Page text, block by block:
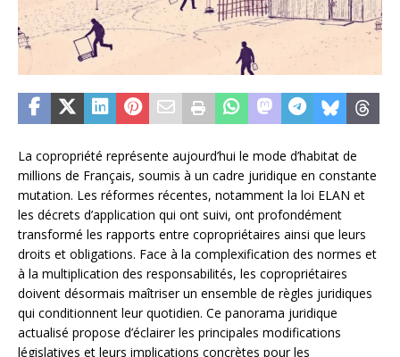
La copropriété représente aujourd’hui le mode d’habitat de
millions de Français, soumis à un cadre juridique en constante
mutation. Les réformes récentes, notamment la loi ELAN et
les décrets d’application qui ont suivi, ont profondément
transformé les rapports entre copropriétaires ainsi que leurs
droits et obligations. Face à la complexification des normes et
à la multiplication des responsabilités, les copropriétaires
doivent désormais maîtriser un ensemble de règles juridiques
qui conditionnent leur quotidien. Ce panorama juridique
actualisé propose d’éclairer les principales modifications
législatives et leurs implications concrètes pour les